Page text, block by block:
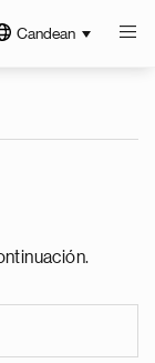
Candean